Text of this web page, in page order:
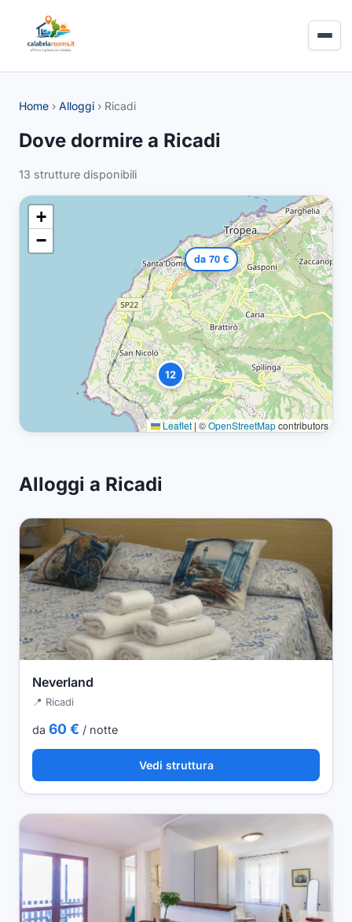
Home › Alloggi › Ricadi
Dove dormire a Ricadi
13 strutture disponibili
12
da 70 €
+
−
Leaflet | ©OpenStreetMapcontributors
Alloggi a Ricadi
Neverland
📍 Ricadi
da 60 € / notte
Vedi struttura